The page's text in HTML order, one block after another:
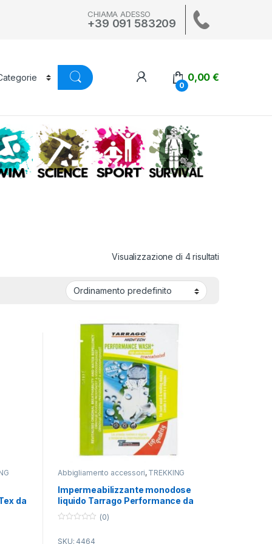
CHIAMA ADESSO
+39 091 583209
0
0,00€
SWIM SCIENCE ALTRI SPORT
Visualizzazione di 4 risultati
da
Abbigliamento accessori, TREKKING
Impermeabilizzante monodose
liquido Tarrago Performance da
18 ml.
u
(0)
SKU: 4464